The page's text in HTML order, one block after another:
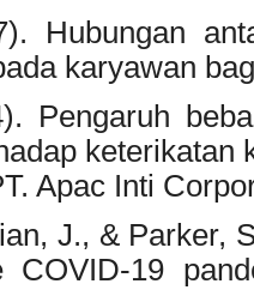
Hubungan
karyawan
Pengaruh
Apac Inti
J., & Parker,
COVID-19